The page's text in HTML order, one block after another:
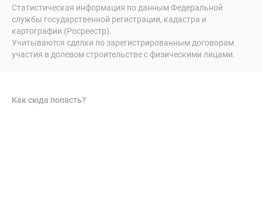
центры
Коттеджи
Скидки
акции
Статистическая информация по данным Федеральной
службы государственной регистрации, кадастра и
картографии (Росреестр).
Учитываются сделки по зарегистрированным договорам
участия в долевом строительстве с физическими лицами.
Как сюда попасть?